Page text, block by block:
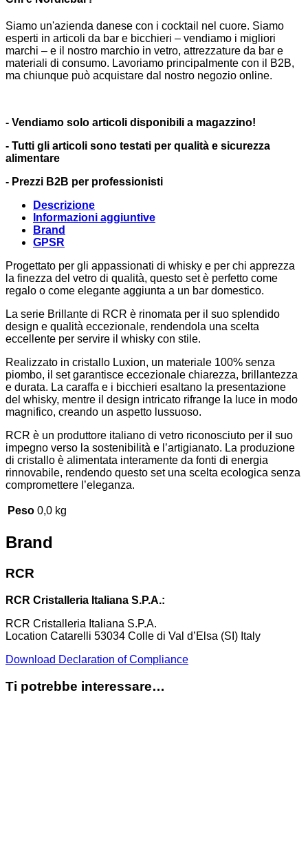
Siamo un'azienda danese con i cocktail nel cuore. Siamo
esperti in articoli da bar e bicchieri – vendiamo i migliori
marchi – e il nostro marchio in vetro, attrezzature da bar e
materiali di consumo. Lavoriamo principalmente con il B2B,
ma chiunque può acquistare dal nostro negozio online.
- Vendiamo solo articoli disponibili a magazzino!
- Tutti gli articoli sono testati per qualità e sicurezza
alimentare
- Prezzi B2B per professionisti
Descrizione
Informazioni aggiuntive
Brand
GPSR
Progettato per gli appassionati di whisky e per chi apprezza
la finezza del vetro di qualità, questo set è perfetto come
regalo o come elegante aggiunta a un bar domestico.
La serie Brillante di RCR è rinomata per il suo splendido
design e qualità eccezionale, rendendola una scelta
eccellente per servire il whisky con stile.
Realizzato in cristallo Luxion, un materiale 100% senza
piombo, il set garantisce eccezionale chiarezza, brillantezza
e durata. La caraffa e i bicchieri esaltano la presentazione
del whisky, mentre il design intricato rifrange la luce in modo
magnifico, creando un aspetto lussuoso.
RCR è un produttore italiano di vetro riconosciuto per il suo
impegno verso la sostenibilità e l’artigianato. La produzione
di cristallo è alimentata interamente da fonti di energia
rinnovabile, rendendo questo set una scelta ecologica senza
compromettere l’eleganza.
Peso 0,0 kg
Brand
RCR
RCR Cristalleria Italiana S.P.A.:
RCR Cristalleria Italiana S.P.A.
Location Catarelli 53034 Colle di Val d’Elsa (SI) Italy
Download Declaration of Compliance
Ti potrebbe interessare…